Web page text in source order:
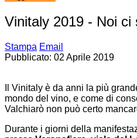
Vinitaly 2019 - Noi ci
Stampa Email
Pubblicato: 02 Aprile 2019
Il Vinitaly è da anni la più
mondo del vino, e come di
Valchiarò non può certo
Durante i giorni della